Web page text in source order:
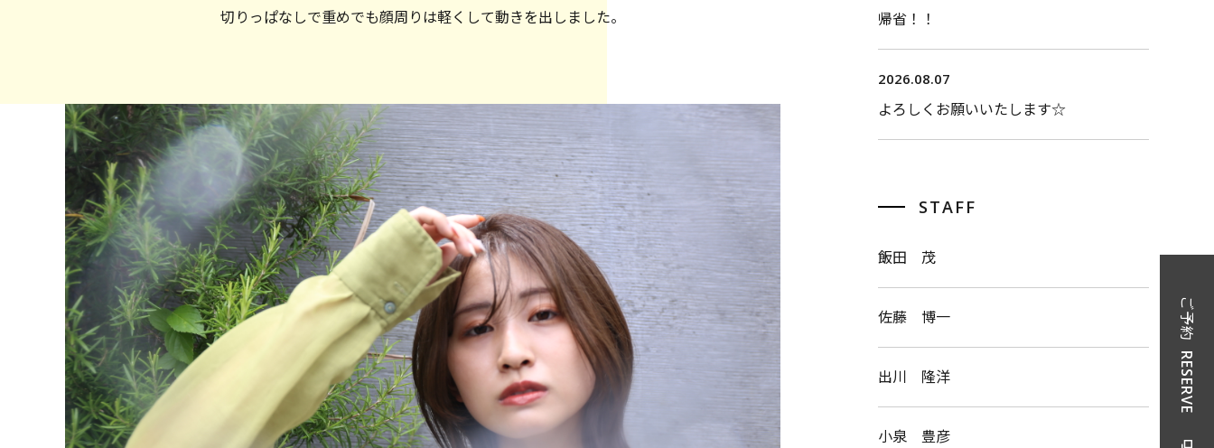
切りっぱなしで重めでも顔周りは軽くして動きを出しました。
帰省！！
2026.08.07
よろしくお願いいたします☆
STAFF
飯田 茂
佐藤 博一
出川 隆洋
小泉 豊彦
ご予約
RESERVE